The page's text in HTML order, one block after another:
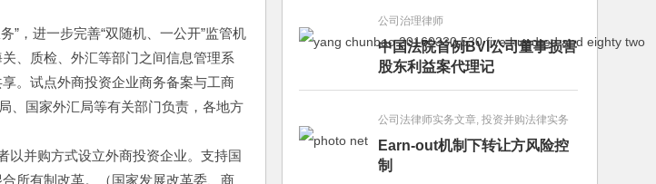
”，进一步完善“双随机、一公开”监管机
、质检、外汇等部门之间信息管理系
。试点外商投资企业商务备案与工商
、国家外汇局等有关部门负责，各地方
以并购方式设立外商投资企业。支持国
所有制改革。（国家发展改革委、商
公司治理律师
中国法院首例BVI公司董事损害
股东利益案代理记
公司法律师实务文章, 投资并购法律实务
Earn-out机制下转让方风险控
制